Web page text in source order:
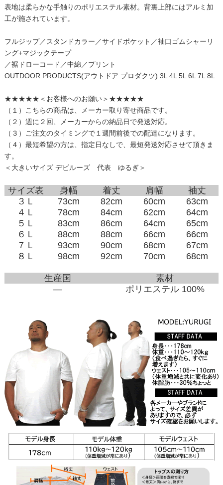
表地は柔らかな手触りのポリエステル素材。背裏上部にはアルミ加
工が施されています。
フルジップ／スタンドカラー／サイドポケット／袖口ゴムシャーリ
ング+マジックテープ
／裾ドローコード／中綿／プリント
OUTDOOR PRODUCTS(アウトドア プロダクツ) 3L 4L 5L 6L 7L 8L
★★★★★＜お客様へのお願い＞★★★★★
（１）こちらの商品は、メーカー取り寄せ商品です。
（２）週に２回、メーカーからの納品日で発送対応。
（３）ご注文のタイミングで１週間前後での配達になります。
（４）最短希望の方は、指定日なしで、最短発送対応させて頂きま
す。
＜大きいサイズ デビルーズ 代表 ゆるぎ＞
サイズ表 身幅 着丈 肩幅
袖丈
３Ｌ
73cm 82cm 60cm
63cm
４Ｌ
78cm 84cm 62cm
64cm
５Ｌ
83cm 86cm 64cm
65cm
６Ｌ
88cm 88cm 66cm
66cm
７Ｌ
93cm 90cm 68cm
67cm
８Ｌ
98cm 92cm 70cm 68cm
生産国
素材
―
ポリエステル 100%